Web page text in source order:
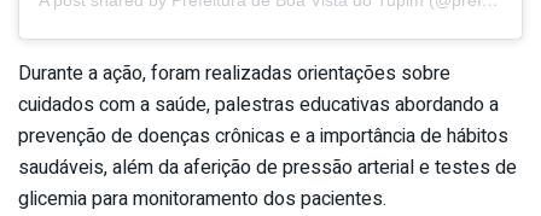
Durante a ação, foram realizadas orientações sobre
cuidados com a saúde, palestras educativas abordando a
prevenção de doenças crônicas e a importância de hábitos
saudáveis, além da aferição de pressão arterial e testes de
glicemia para monitoramento dos pacientes.